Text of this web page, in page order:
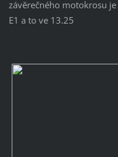
závěrečného motokrosu
E1 a to ve 13.25